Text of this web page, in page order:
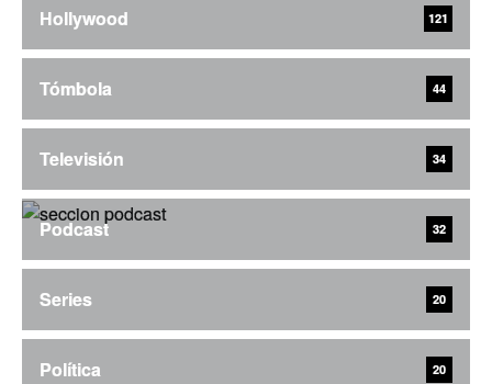
Hollywood 121
Tómbola 44
Televisión 34
Podcast 32
Series 20
Política 20